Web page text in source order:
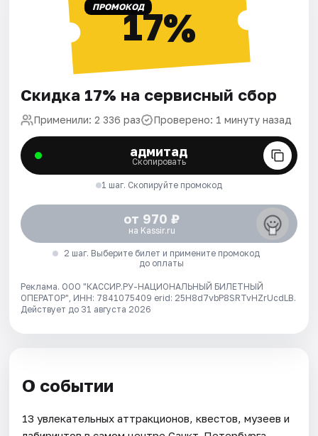
ПРОМОКОД17%
Скидка 17% на сервисный сбор
Применили: 2 336 раз Проверено: 1 минуту назад
адмитад
Скопировать
1 шаг. Скопируйте промокод
от 970 ₽
на Kassir.ru
2 шаг. Выберите билет и примените промокод
до оплаты
Реклама. ООО "КАССИР.РУ-НАЦИОНАЛЬНЫЙ БИЛЕТНЫЙ
ОПЕРАТОР", ИНН: 7841075409 erid: 25H8d7vbP8SRTvHZrUcdLB.
Действует до 31 августа 2026
О событии
13 увлекательных аттракционов, квестов, музеев и